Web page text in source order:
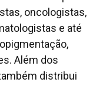
oncologistas,
e até
Além dos
distribui